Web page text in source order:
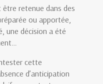
retenue dans des
ou apportée,
une décision a été
cette
d’anticipation